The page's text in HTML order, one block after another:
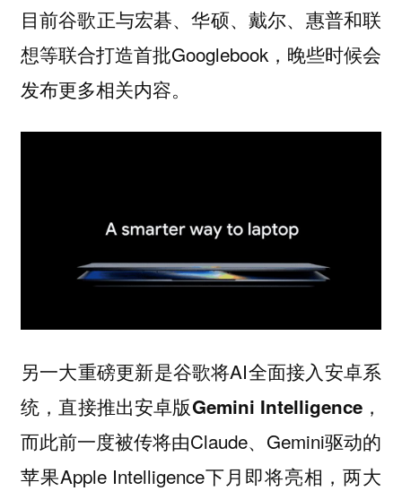
目前谷歌正与宏碁、华硕、戴尔、惠普和联
想等联合打造首批Googlebook，晚些时候会
发布更多相关内容。
另一大重磅更新是谷歌将AI全面接入安卓系
统，直接推出安卓版Gemini Intelligence，
而此前一度被传将由Claude、Gemini驱动的
苹果Apple Intelligence下月即将亮相，两大